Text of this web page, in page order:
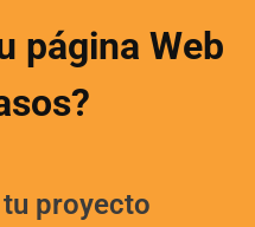
página Web
proyecto